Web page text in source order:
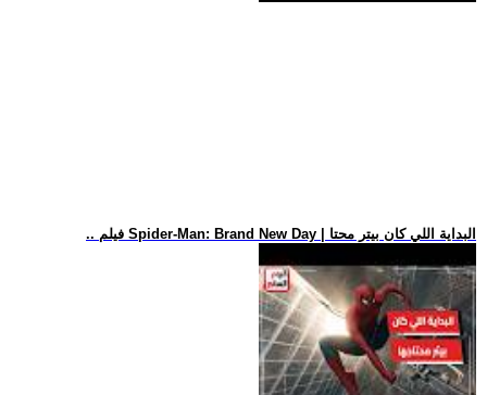
.. فيلم Spider-Man: Brand New Day | البداية اللي كان بيتر محتا